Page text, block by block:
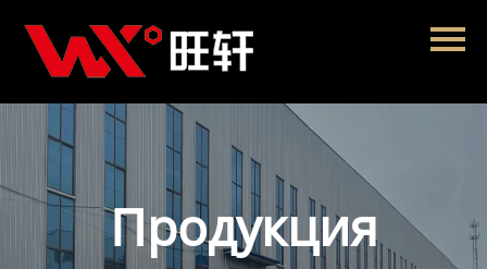
Главная
Продукция
Новости
О нас
Контакты Продукция